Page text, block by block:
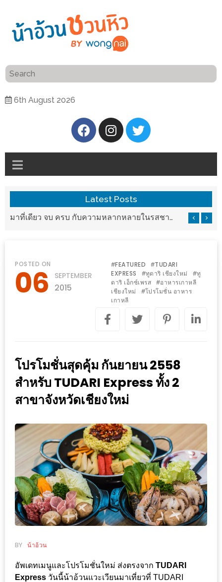
6th August 2026
แนะนำ
อ้วน
ความ
เป็น
ศิริ
ปัน
นาฯ
เชียงใหม่
เล่น
กัน
ก็ได้
…
งาน
เดียว
ครบ
ครั้ง
ช้อป
ชิ
ลล์
ชิม
ที่
HIMMA
10
Latest Posts
มาที่เดียว จบ ครบ กับความหลากหลายในรสชาติที่นำมาจากทั่วเมืองจีนที่ HAN The Chinese Cuisine
POSTED ON
06 SEPTEMBER
2015
#FEATURED #TUDARI
EXPRESS
#ทูดาริ เชียงใหม่ #ทู
ดาริ เอ็กซ์เพรส
#อาหารเกาหลี
เชียงใหม่
#โปรโมชั่น อาหาร
เกาหลี
โปรโมชั่นสุดคุ้ม กันยายน 2558
สำหรับ TUDARI Express ทั้ง 2
สาขาจังหวัดเชียงใหม่
BY น้าอ้วน
อัพเดทเมนูและโปรโมชั่นใหม่ ส่งตรงจาก TUDARI
Express วันนี้น้าอ้วนแวะเวียนมาเที่ยวที่ TUDARI